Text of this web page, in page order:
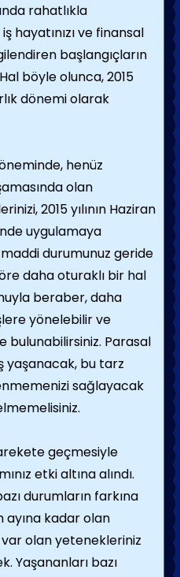
rahatlıkla
hayatınızı ve finansal
başlangıçların
böyle olunca, 2015
dönemi olarak
henüz
olan
2015 yılının Haziran
uygulamaya
durumunuz geride
daha oturaklı bir hal
beraber, daha
yönelebilir ve
bulunabilirsiniz. Parasal
yaşanacak, bu tarz
sağlayacak
geçmesiyle
etki altına alındı.
durumların farkına
ayına kadar olan
var olan yetenekleriniz
Yaşananları bazı